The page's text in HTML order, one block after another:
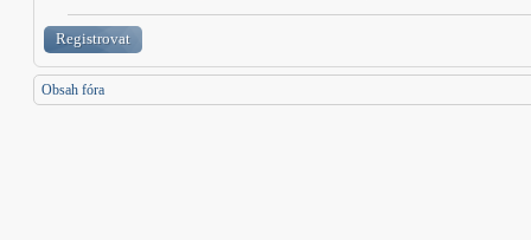
Registrovat
Obsah fóra